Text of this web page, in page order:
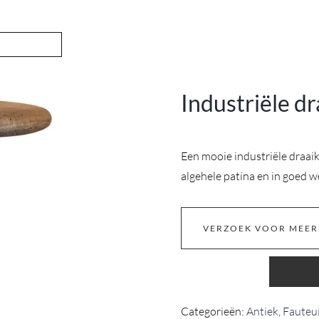
Industriële
Een mooie industriële
algehele patina en in goed
VERZOEK VOOR
Categorieën: Antiek,